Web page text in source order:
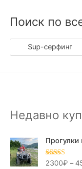
Поиск по
Sup-серфинг
Недавно
Прогулки
Оценка
2300₽–